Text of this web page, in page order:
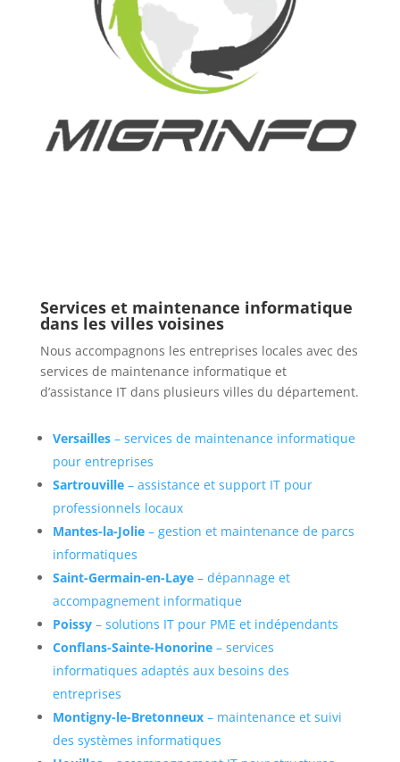
Services et maintenance informatique
dans les villes voisines
Nous accompagnons les entreprises locales avec des
services de maintenance informatique et
d’assistance IT dans plusieurs villes du département.
Versailles– services de maintenance informatique
pour entreprises
Sartrouville – assistance et support IT pour
professionnels locaux
Mantes-la-Jolie– gestion et maintenance de parcs
informatiques
Saint-Germain-en-Laye– dépannage et
accompagnement informatique
Poissy – solutions IT pour PME et indépendants
Conflans-Sainte-Honorine– services
informatiques adaptés aux besoins des
entreprises
Montigny-le-Bretonneux– maintenance et suivi
des systèmes informatiques